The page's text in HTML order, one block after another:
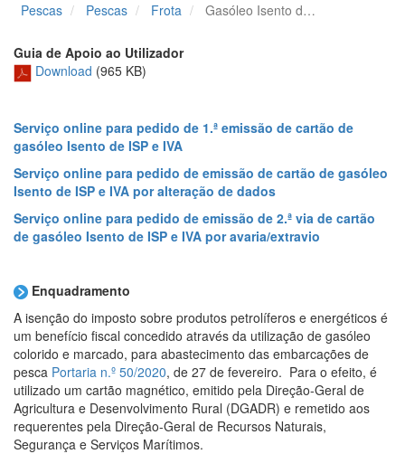
Pescas Pescas Frota Gasóleo Isento de ISP
Guia de Apoio ao Utilizador
Download (965 KB)
Serviço online para pedido de 1.ª emissão de cartão de
gasóleo Isento de ISP e IVA
Serviço online para pedido de emissão de cartão de gasóleo
Isento de ISP e IVA por alteração de dados
Serviço online para pedido de emissão de 2.ª via de cartão
de gasóleo Isento de ISP e IVA por avaria/extravio
Enquadramento
A isenção do imposto sobre produtos petrolíferos e energéticos é
um benefício fiscal concedido através da utilização de gasóleo
colorido e marcado, para abastecimento das embarcações de
pesca Portaria n.º 50/2020, de 27 de fevereiro. Para o efeito, é
utilizado um cartão magnético, emitido pela Direção-Geral de
Agricultura e Desenvolvimento Rural (DGADR) e remetido aos
requerentes pela Direção-Geral de Recursos Naturais,
Segurança e Serviços Marítimos.